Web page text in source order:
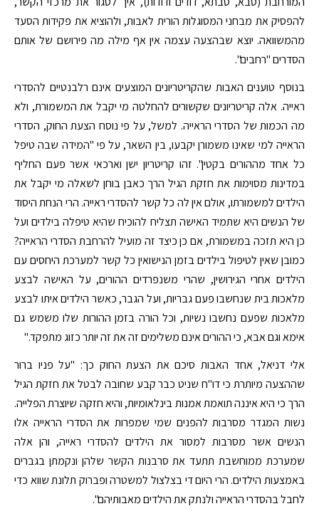
להפסיק את מבחני המסוגלות הורית לאבות, ולהוציא את פקידות הסעד
מהמשוואה. יוצא שבהצעה עצמה אין אף מילה מה פירושם של אותם
הסדרים "רחבים".
בנוסף טוענים האבות שהקריטריונים המוצעים אינם רלבנטיים להסדרי
ראייה. אלה קריטריונים שקשורים להחלטה מי יקבל את המשמורת, ולא
מה הכמות של הסדרי הראייה. למשל, על פי נוסח הצעת החוק, הסדרי
הראייה למי שאינו משמורן יקבעו, בין השאר, על פי "המידה שבה טיפל
כל אחד מההורים בקטין". זהו קריטריון ישן וארכאי אשר פעם החליף
במדינות מסוימות את חזקת הגיל הרך כאבן בוחן לשאלה מי יקבל את
הילדים למשמורתו, אולם אין לה כל קשר להסדרי ראייה. הרי הנחת היסוד
של הנשים היא שתמיד האישה תצליח להוכיח שהיא טיפלה בילדים ועל
כן היא תזכה במשמורת, אם כן כיצד זה מועיל להרחבת הסדרי הראייה?
כמובן שאין לטיפול בילדים בזמן הנישואין כל קשר למערכת היחסים עם
הילדים אחרי הגירושין, שהרי משנפרדים ההורים, על האישה לבצע
מלאכות בית שנחשבו פעם גבריות, ועל הגבר, כאשר הילדים איתו לבצע
מלאכות שפעם נחשבו נשיות, וכל הורה בזמן ההורות שלו משמש גם
אימא וגם אבא, כי ההורים אינם משלימים זה את זה יותר כזוג מתפקד."
אלי דניאל, אחד האבות סיכם את הצעת החוק כך: "על פניו ברור
שההצעה מיותרת כי דו"ח שניט כבר קבע שחובה לבטל את חזקת הגיל
הרך כי היא איננה תואמת אמנות בינלאומיות, והיא חזקה שיוצרת הפלייה.
נשות המגדר מסרבות להפנים שמי שמפרות את הסדרי הראייה אלו
הנשים אשר מסרבות למסור את הילדים להסדרי ראייה, והן אלה
שמערכת ממוחשבת תתעד את סרבנות הקשר שלהן ונקמתן בגברים
באמצעות הילדים. הרי היום די בצלצול למשטרה ופברוק תלונת שווא כדי
לחבל בהסדרי הראייה ולנתק את הילדים מאבותיהם".